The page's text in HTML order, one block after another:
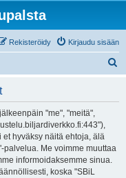
Kirjaudu sisään
Rekisteröidy
"me", "meitä",
hyväksy näitä ehtoja, älä
palvelua. Me voimme muuttaa
informoidaksemme sinua.
koska "SBiL